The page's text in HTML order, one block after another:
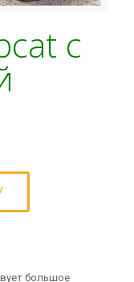
с
большое